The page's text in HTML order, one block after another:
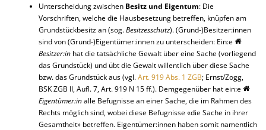
Unterscheidung zwischen Besitz und Eigentum: Die
Vorschriften, welche die Hausbesetzung betreffen, knüpfen am
Grundstückbesitz an (sog.Besitzesschutz). (Grund-)Besitzer:innen
sind von (Grund-)Eigentümer:innen zu unterscheiden: Ein:e
Besitzer:in hat die tatsächliche Gewalt über eine Sache (vorliegend
das Grundstück) und übt die Gewalt willentlich über diese Sache
bzw. das Grundstück aus (vgl.Art. 919 Abs. 1 ZGB; Ernst/Zogg,
BSK ZGB II, Aufl. 7, Art. 919 N 15 ff.). Demgegenüber hat ein:e
Eigentümer:inalle Befugnisse an einer Sache, die im Rahmen des
Rechts möglich sind, wobei diese Befugnisse «die Sache in ihrer
Gesamtheit» betreffen. Eigentümer:innen haben somit namentlich